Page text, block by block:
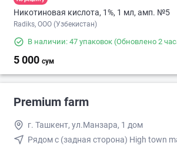
Никотиновая кислота, 1%, 1 мл, амп. №5
Radiks, ООО (Узбекистан)
В наличии: 47 упаковок (Обновлено 2
5 000 сум
Premium farm
г. Ташкент, ул.Манзара, 1 дом
Рядом с (задная сторона) High town